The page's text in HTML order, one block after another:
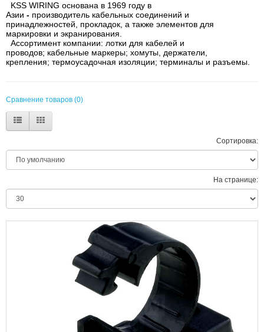
KSS WIRING основана в 1969 году в
Азии - производитель кабельных соединений и
принадлежностей, прокладок, а также элементов для
маркировки и экранирования.
Ассортимент компании: лотки для кабелей и
проводов; кабельные маркеры; хомуты, держатели,
крепления; термоусадочная изоляции; терминалы и разъемы.
Сравнение товаров (0)
Сортировка:
На странице: